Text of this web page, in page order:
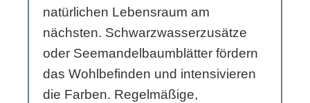
natürlichen Lebensraum am
nächsten. Schwarzwasserzusätze
oder Seemandelbaumblätter fördern
das Wohlbefinden und intensivieren
die Farben. Regelmäßige,